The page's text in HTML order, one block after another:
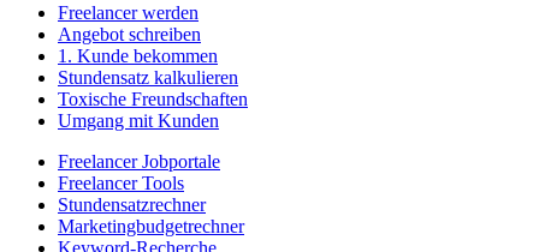
Freelancer werden
Angebot schreiben
1. Kunde bekommen
Stundensatz kalkulieren
Toxische Freundschaften
Umgang mit Kunden
Freelancer Jobportale
Freelancer Tools
Stundensatzrechner
Marketingbudgetrechner
Keyword-Recherche